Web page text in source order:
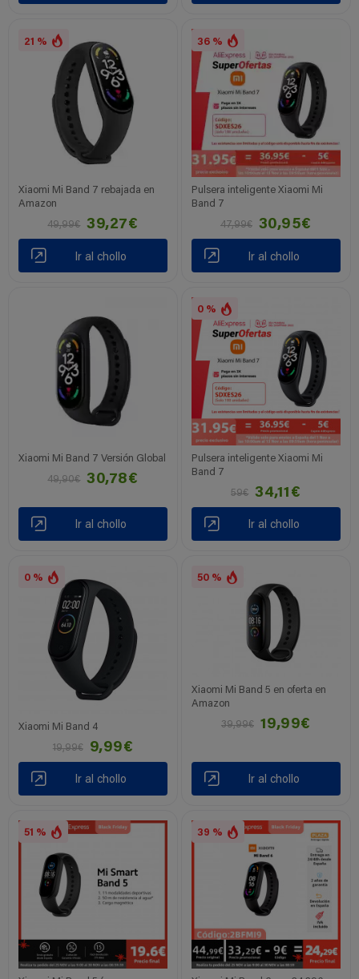
21 %
Xiaomi Mi Band 7 rebajada en
Amazon
49,99€
39,27€
Ir al chollo
36 %
Pulsera inteligente Xiaomi Mi
Band 7
47,99€
30,95€
Ir al chollo
Xiaomi Mi Band 7 Versión Global
49,90€
30,78€
Ir al chollo
0 %
Pulsera inteligente Xiaomi Mi
Band 7
59€
34,11€
Ir al chollo
0 %
Xiaomi Mi Band 4
19,99€
9,99€
Ir al chollo
50 %
Xiaomi Mi Band 5 en oferta en
Amazon
39,99€
19,99€
Ir al chollo
51 % 39 %